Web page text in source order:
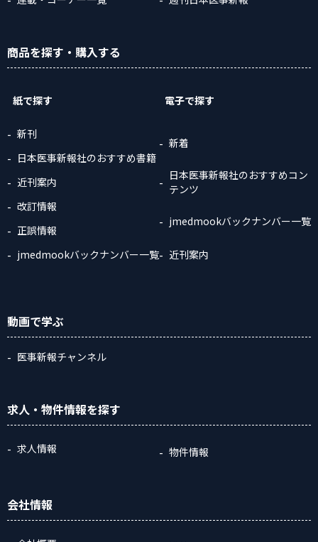
商品を探す ・購入する
紙で探す
新刊
日本医事新報社のおすすめ書籍
近刊案内
改訂情報
正誤情報
jmedmookバックナンバー一覧
電子で探す
新着
日本医事新報社のおすすめコン
テンツ
jmedmookバックナンバー一覧
近刊案内
動画で学ぶ
医事新報チャンネル
求人・物件情報を探す
求人情報 物件情報
会社情報